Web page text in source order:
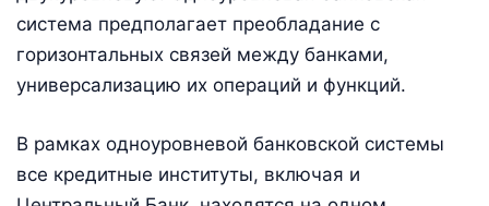
система предполагает преобладание с
горизонтальных связей между банками,
универсализацию их операций и функций.
В рамках одноуровневой банковской системы
все кредитные институты, включая и